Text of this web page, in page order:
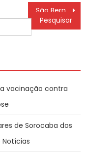
vacinação contra
de Sorocaba dos
Notícias